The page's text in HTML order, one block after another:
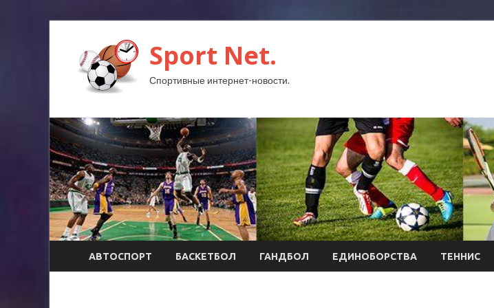
Sport Net.
Спортивные интернет-новости.
АВТОСПОРТ БАСКЕТБОЛ ГАНДБОЛ ЕДИНОБОРСТВА ТЕННИС